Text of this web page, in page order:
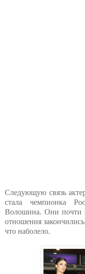
Следующую связь
стала чемпионка
Волошина. Они почти
отношения
что наболело.